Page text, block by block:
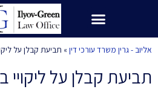
- גרין משרד עורכי דין»תביעת קבלן על ליקויי בניה
קבלן על ליקויי בניה